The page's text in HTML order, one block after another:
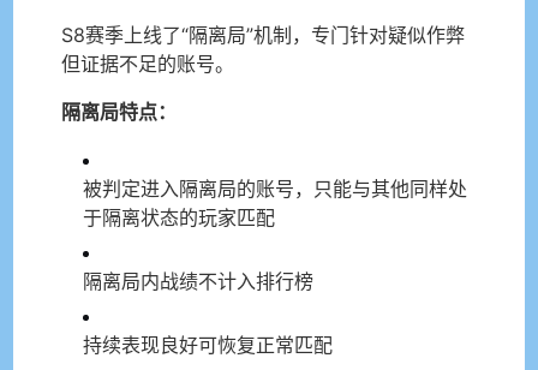
S8赛季上线了“隔离局”机制，专门针对疑似作弊
但证据不足的账号。
隔离局特点：
被判定进入隔离局的账号，只能与其他同样处
于隔离状态的玩家匹配
隔离局内战绩不计入排行榜
持续表现良好可恢复正常匹配